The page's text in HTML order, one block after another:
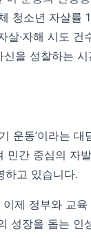
청소년 자살
·자해 시도 건
을 성찰하는
운동’이라는
간 중심의 자
하고 있습니다.
제 정부와 교
장을 돕는